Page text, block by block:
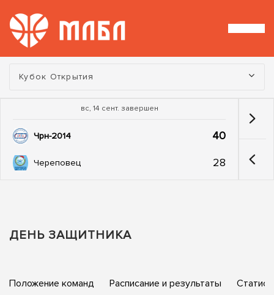
Турнир:
Кубок Открытия
вс, 14 сент. завершен
Чрн-2014 40
Череповец 28
ДЕНЬ ЗАЩИТНИКА
Положение команд Расписание и результаты